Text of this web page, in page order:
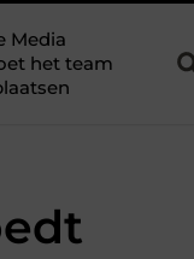
Media
het team